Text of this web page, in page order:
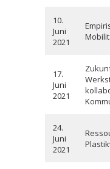
10.
Juni
2021
17.
Juni
2021
24.
Juni
2021